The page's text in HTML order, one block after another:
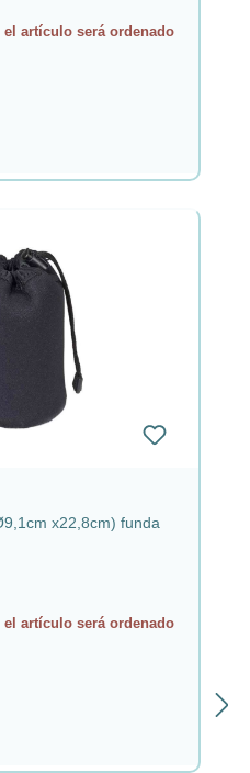
artículo será ordenado
x22,8cm) funda
artículo será ordenado